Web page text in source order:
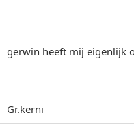
gerwin heeft mij eigenlijk
Gr.kerni